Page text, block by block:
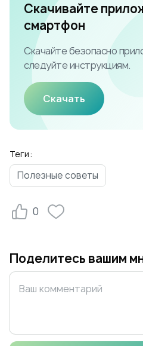
Скачивайте
смартфон
Скачайте безопасно
следуйте инструкциям.
Скачать
Теги:
Полезные советы
0
Поделитесь вашим